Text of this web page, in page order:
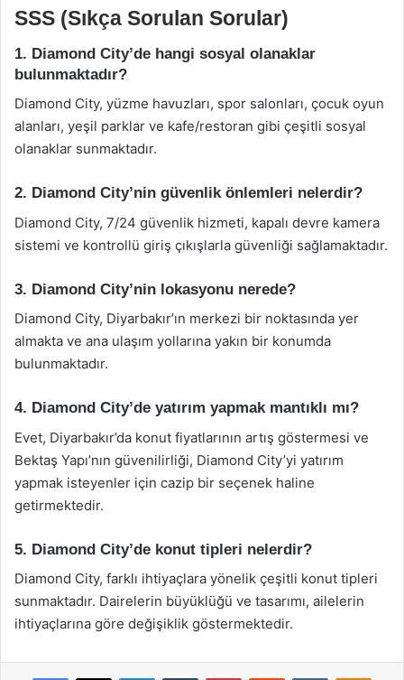
SSS (Sıkça Sorulan Sorular)
1. Diamond City’de hangi sosyal olanaklar
bulunmaktadır?
Diamond City, yüzme havuzları, spor salonları, çocuk oyun
alanları, yeşil parklar ve kafe/restoran gibi çeşitli sosyal
olanaklar sunmaktadır.
2. Diamond City’nin güvenlik önlemleri nelerdir?
Diamond City, 7/24 güvenlik hizmeti, kapalı devre kamera
sistemi ve kontrollü giriş çıkışlarla güvenliği sağlamaktadır.
3. Diamond City’nin lokasyonu nerede?
Diamond City, Diyarbakır’ın merkezi bir noktasında yer
almakta ve ana ulaşım yollarına yakın bir konumda
bulunmaktadır.
4. Diamond City’de yatırım yapmak mantıklı mı?
Evet, Diyarbakır’da konut fiyatlarının artış göstermesi ve
Bektaş Yapı’nın güvenilirliği, Diamond City’yi yatırım
yapmak isteyenler için cazip bir seçenek haline
getirmektedir.
5. Diamond City’de konut tipleri nelerdir?
Diamond City, farklı ihtiyaçlara yönelik çeşitli konut tipleri
sunmaktadır. Dairelerin büyüklüğü ve tasarımı, ailelerin
ihtiyaçlarına göre değişiklik göstermektedir.